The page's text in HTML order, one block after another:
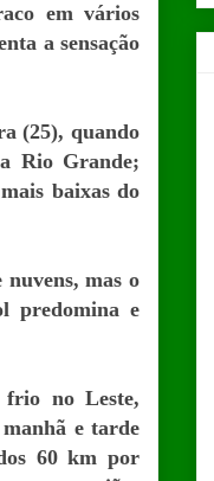
em vários
a sensação
(25), quando
Rio Grande;
baixas do
mas o
predomina e
frio no Leste,
e tarde
60 km por